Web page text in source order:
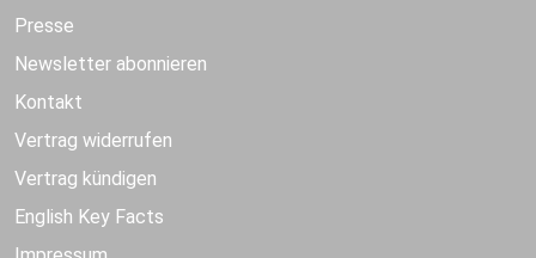
Presse
Newsletter abonnieren
Kontakt
Vertrag widerrufen
Vertrag kündigen
English Key Facts